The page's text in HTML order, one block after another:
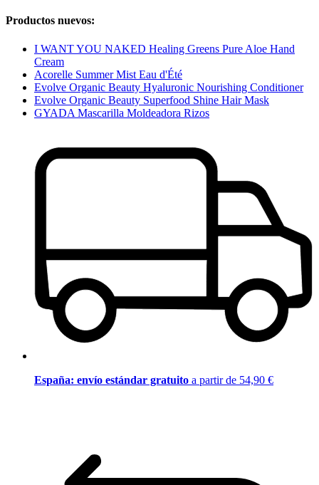
Productos nuevos:
I WANT YOU NAKED Healing Greens Pure Aloe Hand
Cream
Acorelle Summer Mist Eau d'Été
Evolve Organic Beauty Hyaluronic Nourishing Conditioner
Evolve Organic Beauty Superfood Shine Hair Mask
GYADA Mascarilla Moldeadora Rizos
España: envío estándar gratuito a partir de 54,90 €